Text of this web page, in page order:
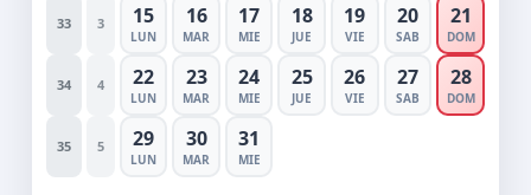
33 3 15
LUN
16
MAR
17
MIE
18
JUE
19
VIE
20
SAB
21
DOM
34 4 22
LUN
23
MAR
24
MIE
25
JUE
26
VIE
27
SAB
28
DOM
35 5 29
LUN
30
MAR
31
MIE